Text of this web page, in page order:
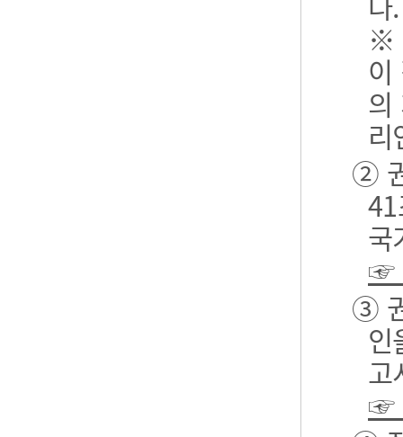
※
이
의
②
국
☞
③
인
고
☞